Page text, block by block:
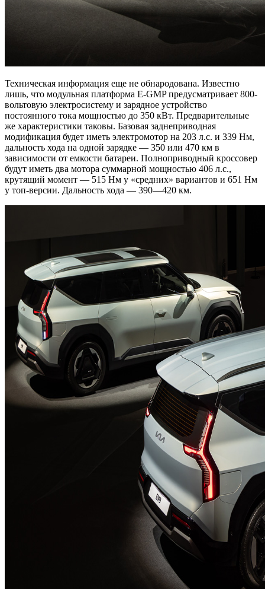
Техническая информация еще не обнародована. Известно
лишь, что модульная платформа E-GMP предусматривает 800-
вольтовую электросистему и зарядное устройство
постоянного тока мощностью до 350 кВт. Предварительные
же характеристики таковы. Базовая заднеприводная
модификация будет иметь электромотор на 203 л.с. и 339 Нм,
дальность хода на одной зарядке — 350 или 470 км в
зависимости от емкости батареи. Полноприводный кроссовер
будут иметь два мотора суммарной мощностью 406 л.с.,
крутящий момент — 515 Нм у «средних» вариантов и 651 Нм
у топ-версии. Дальность хода — 390—420 км.